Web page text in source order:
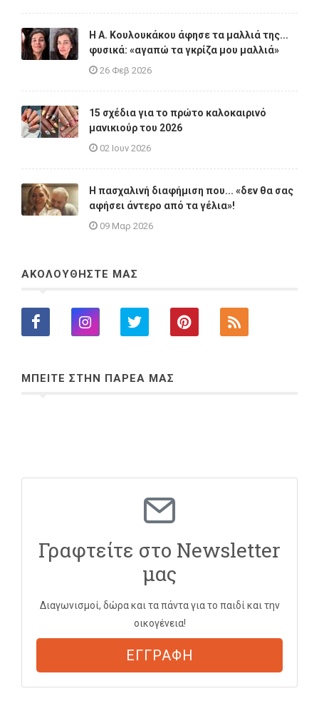
Η A. Κουλουκάκου άφησε τα μαλλιά της...
φυσικά: «αγαπώ τα γκρίζα μου μαλλιά»
26 Φεβ 2026
15 σχέδια για το πρώτο καλοκαιρινό
μανικιούρ του 2026
02 Ιουν 2026
Η πασχαλινή διαφήμιση που... «δεν θα σας
αφήσει άντερο από τα γέλια»!
09 Μαρ 2026
ΑΚΟΛΟΥΘΗΣΤΕ ΜΑΣ
ΜΠΕΙΤΕ ΣΤΗΝ ΠΑΡΕΑ ΜΑΣ
Γραφτείτε στο Newsletter
μας
Διαγωνισμοί, δώρα και τα πάντα για το παιδί και την
οικογένεια!
ΕΓΓΡΑΦΗ